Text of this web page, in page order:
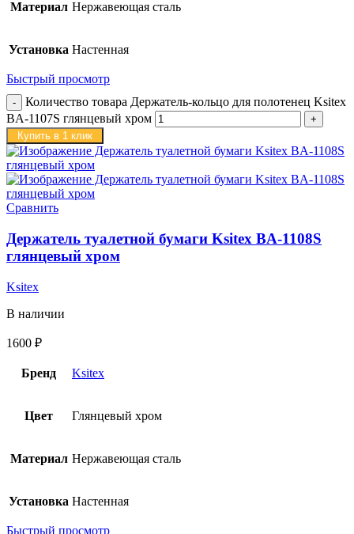
Материал Нержавеющая сталь
Установка Настенная
Быстрый просмотр
Количество товара Держатель-кольцо для полотенец Ksitex
BA-1107S глянцевый хром
Купить в 1 клик
Сравнить
Держатель туалетной бумаги Ksitex BA-1108S
глянцевый хром
Ksitex
В наличии
1600 ₽
Бренд Ksitex
Цвет Глянцевый хром
Материал Нержавеющая сталь
Установка Настенная
Быстрый просмотр